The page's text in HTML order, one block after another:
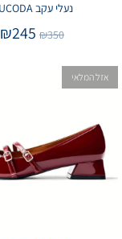
נעלי עקב BUCODA
₪350
₪245
אזל המלאי